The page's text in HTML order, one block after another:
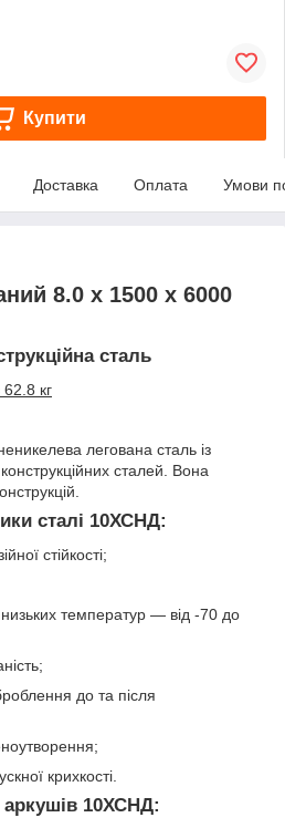
Купити
Доставка Оплата Умови
8.0 х 1500 х 6000
сталь
кг
легована сталь із
сталей. Вона
сталі 10ХСНД:
стійкості;
низьких температур — від -70 до
до та після
крихкості.
10ХСНД: